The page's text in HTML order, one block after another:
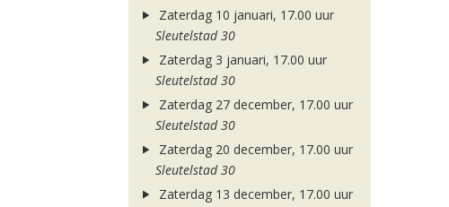
Zaterdag 10 januari, 17.00 uur
Sleutelstad 30
Zaterdag 3 januari, 17.00 uur
Sleutelstad 30
Zaterdag 27 december, 17.00 uur
Sleutelstad 30
Zaterdag 20 december, 17.00 uur
Sleutelstad 30
Zaterdag 13 december, 17.00 uur